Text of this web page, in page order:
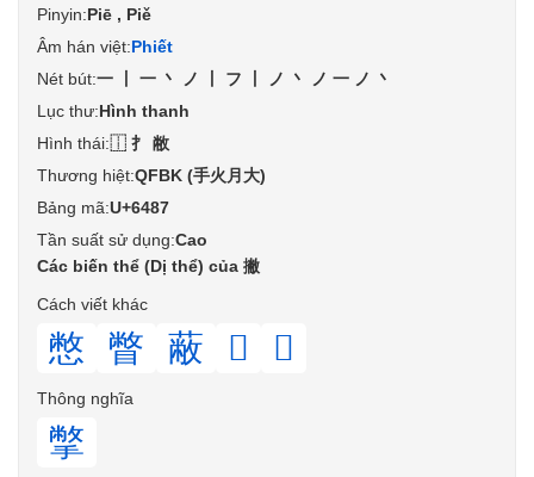
Pinyin:Piē , Piě
Âm hán việt:Phiết
Nét bút:一丨一丶ノ丨フ丨ノ丶ノ一ノ丶
Lục thư:Hình thanh
Hình thái:⿰⺘敝
Thương hiệt:QFBK (手火月大)
Bảng mã:U+6487
Tần suất sử dụng:Cao
Các biến thể (Dị thể) của 撇
Cách viết khác
憋 瞥 蔽 𣘮 𣟷
Thông nghĩa
撆